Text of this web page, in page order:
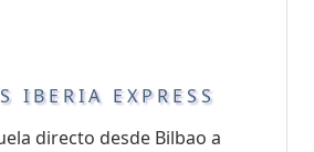
IBERIA EXPRESS
directo desde Bilbao a